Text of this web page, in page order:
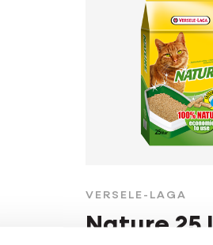
VERSELE-LAGA
Nature 25 L